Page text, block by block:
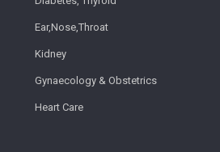
Ear,Nose,Throat
Kidney
Gynaecology & Obstetrics
Heart Care